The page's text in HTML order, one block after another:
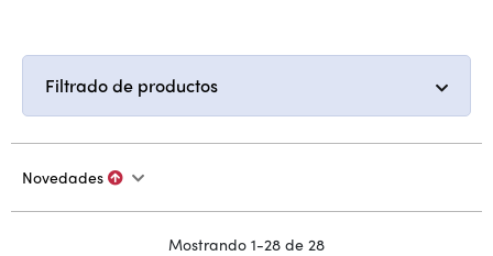
Filtrado de productos
Novedades
Mostrando 1-28 de 28